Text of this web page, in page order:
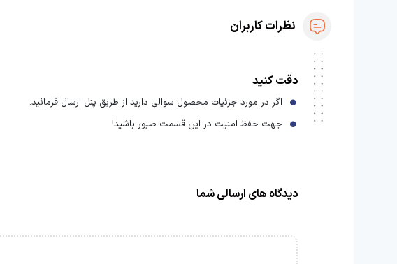
نظرات کاربران
دقت کنید
اگر در مورد جزئیات محصول سوالی دارید از طریق پنل ارسال فرمائید.
جهت حفظ امنیت در این قسمت صبور باشید!
دیدگاه های ارسالی شما